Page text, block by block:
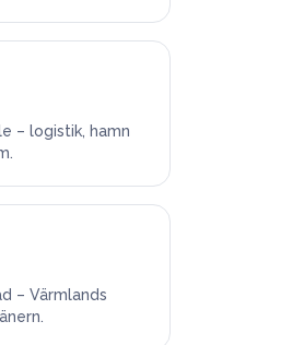
– logistik, hamn
– Värmlands